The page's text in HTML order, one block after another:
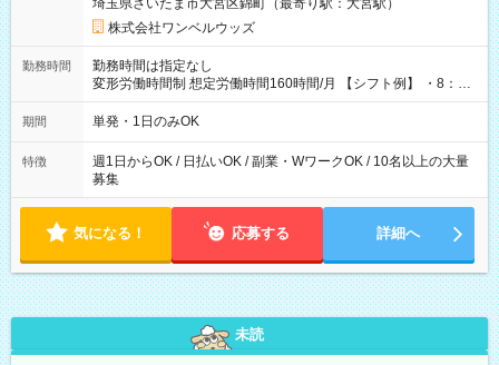
埼玉県さいたま市大宮区錦町（最寄り駅：大宮駅）
株式会社ワンベルウッズ
勤務時間
勤務時間は指定なし
変形労働時間制 想定労働時間160時間/月 【シフト例】 ・8：00
～21：00
期間 単発・1日のみOK
特徴
週1日からOK / 日払いOK / 副業・WワークOK / 10名以上の大量
募集
気になる！ 応募する 詳細へ
未読